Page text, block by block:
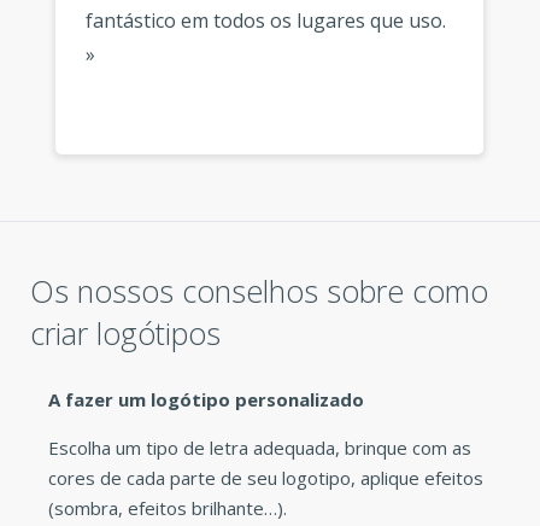
fantástico em todos os lugares que uso.
»
Os nossos conselhos sobre como
criar logótipos
A fazer um logótipo personalizado
Escolha um tipo de letra adequada, brinque com as
cores de cada parte de seu logotipo, aplique efeitos
(sombra, efeitos brilhante…).